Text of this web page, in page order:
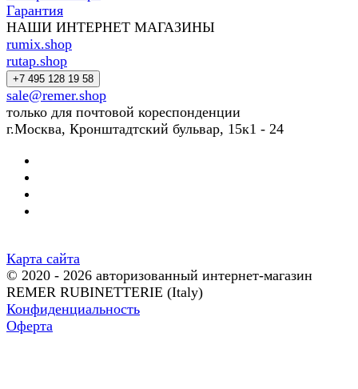
Гарантия
НАШИ ИНТЕРНЕТ МАГАЗИНЫ
rumix.shop
rutap.shop
+7 495 128 19 58
sale@remer.shop
только для почтовой кореспонденции
г.Москва, Кронштадтский бульвар, 15к1 - 24
Карта сайта
© 2020 - 2026 авторизованный интернет-магазин
REMER RUBINETTERIE (Italy)
Конфиденциальность
Оферта